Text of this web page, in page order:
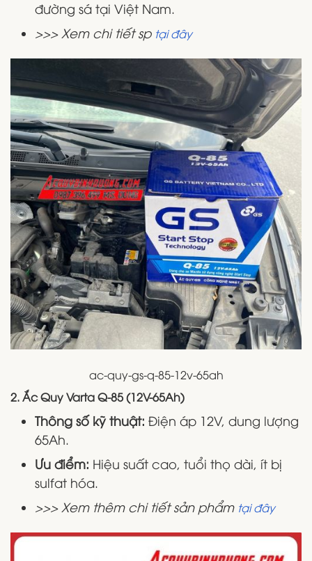
đường sá tại Việt Nam.
>>> Xem chi tiết sp tại đây
ac-quy-gs-q-85-12v-65ah
2. Ắc Quy Varta Q-85 (12V-65Ah)
Thông số kỹ thuật: Điện áp 12V, dung lượng
65Ah.
Ưu điểm: Hiệu suất cao, tuổi thọ dài, ít bị
sulfat hóa.
​>>> Xem thêm chi tiết sản phẩm tại đây